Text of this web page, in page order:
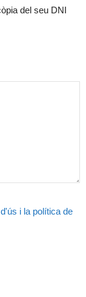
del seu DNI
i la política de